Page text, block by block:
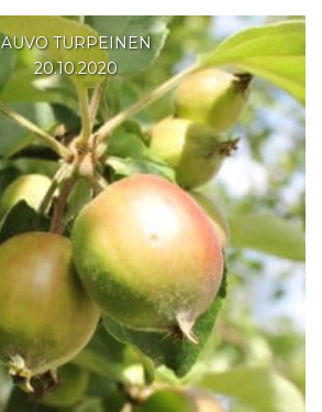
AUVO TURPEINEN
20.10.2020